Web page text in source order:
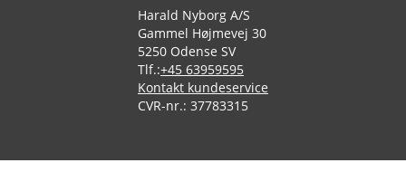
Harald Nyborg A/S
Gammel Højmevej 30
5250 Odense SV
Tlf.:+45 63959595
Kontakt kundeservice
CVR-nr.: 37783315